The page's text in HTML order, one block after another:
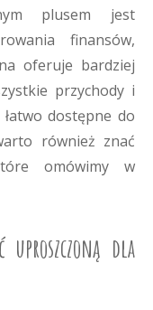
plusem jest
finansów,
oferuje bardziej
przychody i
dostępne do
również znać
omówimy w
uproszczoną dla